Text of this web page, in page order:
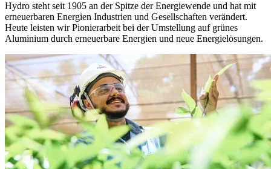
Hydro steht seit 1905 an der Spitze der Energiewende und hat mit
erneuerbaren Energien Industrien und Gesellschaften verändert.
Heute leisten wir Pionierarbeit bei der Umstellung auf grünes
Aluminium durch erneuerbare Energien und neue Energielösungen.